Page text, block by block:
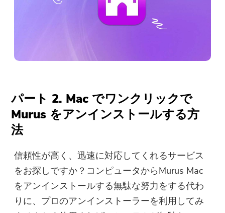
パート 2. Mac でワンクリックで
Murus をアンインストールする方
法
信頼性が高く、迅速に対応してくれるサービス
をお探しですか？コンピュータからMurus Mac
をアンインストールする無駄な努力をする代わ
りに、プロのアンインストーラーを利用してみ